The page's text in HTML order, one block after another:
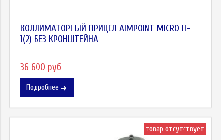
КОЛЛИМАТОРНЫЙ ПРИЦЕЛ AIMPOINT MICRO H-
1(2) БЕЗ КРОНШТЕЙНА
36 600 руб
Подробнее
товар отсутствует